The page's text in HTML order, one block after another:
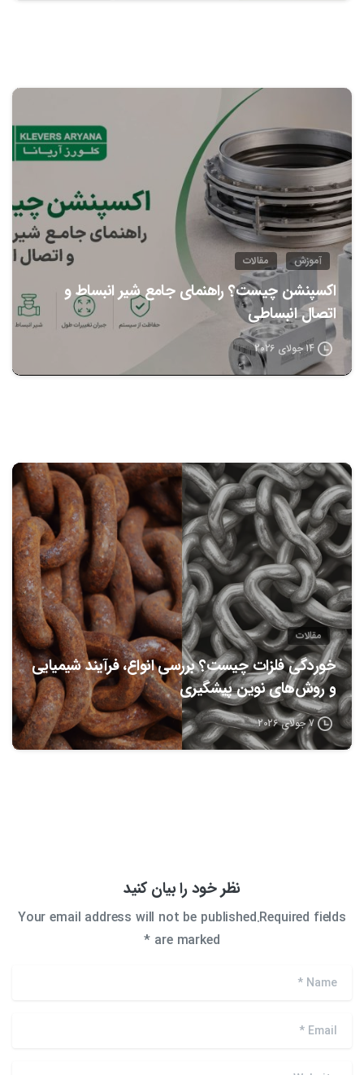
آموزش مقالات
اکسپنشن چیست؟ راهنمای جامع شیر انبساط و
اتصال انبساطی
14 جولای 2026
0
مقالات
خوردگی فلزات چیست؟ بررسی انواع، فرآیند شیمیایی
و روش‌های نوین پیشگیری
7 جولای 2026
نظر خود را بیان کنید
Your email address will not be published.Required fields
are marked *
Name
*
Email
*